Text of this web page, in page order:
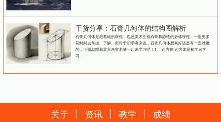
干货分享：石膏几何体的结构图解析
石膏几何体是最基础的课程，也是美术生画石膏和静物的必修课程，一定要多
花时间去掌握、了解。但对于初学者来说，石膏几何体想画好还是有一定难度
的，下面就跟着北京画室老师一起来学习吧！1、 正方体 正方体是初学者学
习...
关于 资讯 教学
成绩